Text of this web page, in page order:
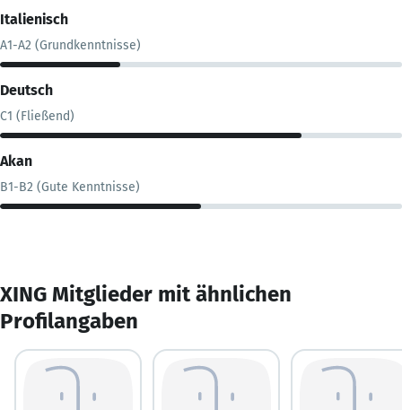
Italienisch
A1-A2 (Grundkenntnisse)
Deutsch
C1 (Fließend)
Akan
B1-B2 (Gute Kenntnisse)
XING Mitglieder mit ähnlichen
Profilangaben